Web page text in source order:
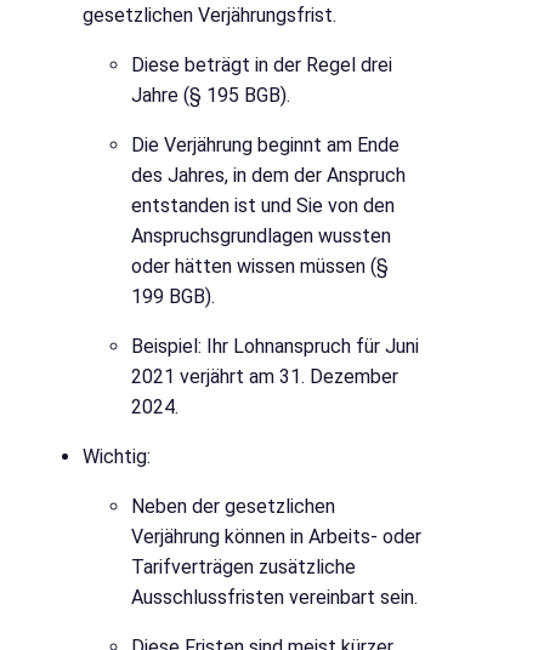
gesetzlichen Verjährungsfrist.
Diese beträgt in der Regel drei
Jahre (§ 195 BGB).
Die Verjährung beginnt am Ende
des Jahres, in dem der Anspruch
entstanden ist und Sie von den
Anspruchsgrundlagen wussten
oder hätten wissen müssen (§
199 BGB).
Beispiel: Ihr Lohnanspruch für Juni
2021 verjährt am 31. Dezember
2024.
Wichtig:
Neben der gesetzlichen
Verjährung können in Arbeits- oder
Tarifverträgen zusätzliche
Ausschlussfristen vereinbart sein.